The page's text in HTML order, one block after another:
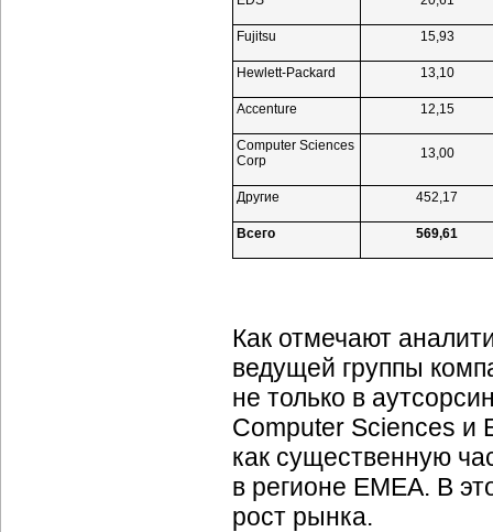
Fujitsu 15,93
Hewlett-Packard 13,10
Accenture 12,15
Computer Sciences
Corp
13,00
Другие 452,17
Всего 569,61
Как отмечают
ведущей группы
не только в
Computer Sciences и
как существенную
в регионе EMEA. В
рост рынка.